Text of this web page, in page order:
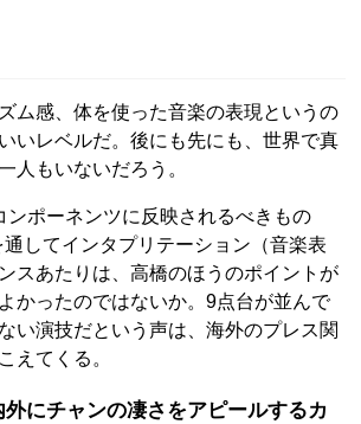
ム感、体を使った音楽の表現というの
いレベルだ。後にも先にも、世界で真
人もいないだろう。
ポーネンツに反映されるべきもの
してインタプリテーション（音楽表
スあたりは、高橋のほうのポイントが
かったのではないか。9点台が並んで
い演技だという声は、海外のプレス関
えてくる。
外にチャンの凄さをアピールするカ